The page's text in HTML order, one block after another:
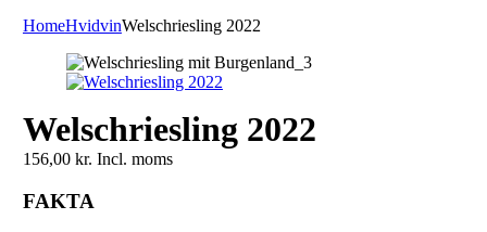
HomeHvidvinWelschriesling 2022
Welschriesling 2022
156,00 kr. Incl. moms
FAKTA